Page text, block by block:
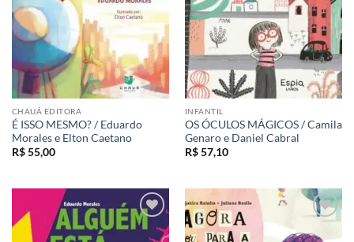
CHAUÁ EDITORA
É ISSO MESMO? / Eduardo
Morales e Elton Caetano
R$55,00
INFANTIL
OS ÓCULOS MÁGICOS / Camila
Genaro e Daniel Cabral
R$57,10
Adicionar
aos meus
aos meus